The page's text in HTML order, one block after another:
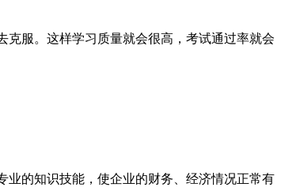
服。这样学习质量就会很高，考试通过率就会
的知识技能，使企业的财务、经济情况正常有